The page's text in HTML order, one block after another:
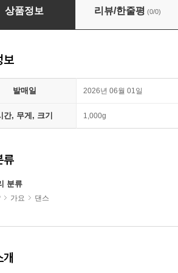
(SHINee) - 미니앨범 6집 : Atmos
상품정보 리뷰/한줄평 (0/0)
보
발매일 2026년 06월 01일
간, 무게, 크기 1,000g
류
분류
가요 댄스
개